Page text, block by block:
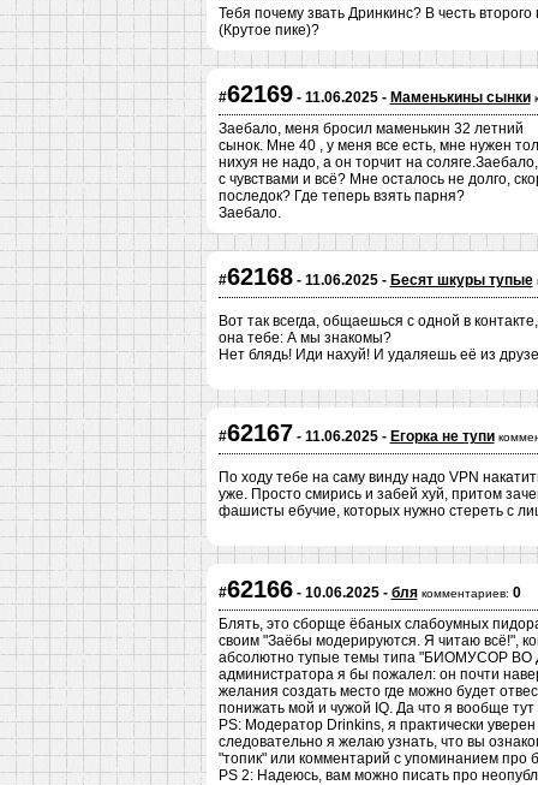
Тебя почему звать Дринкинс? В честь
(Крутое пике)?
#62169- 11.06.2025 - Маменькины сынки
Заебало, меня бросил маменькин 32 летний
сынок. Мне 40 , у меня все есть, мне нужен
нихуя не надо, а он торчит на
с чувствами и всё? Мне осталось не долго,
последок? Где теперь взять парня?
Заебало.
#62168- 11.06.2025 - Бесят шкуры тупые
Вот так всегда, общаешься с одной в
она тебе: А мы знакомы?
Нет блядь! Иди нахуй! И удаляешь её из
#62167 - 11.06.2025 - Егорка не тупи
По ходу тебе на саму винду надо VPN
уже. Просто смирись и забей хуй, притом
фашисты ебучие, которых нужно стереть с
#62166- 10.06.2025 - бля комментариев: 0
Блять, это сборще ёбаных слабоумных
своим "Заёбы модерируются. Я читаю всё!",
абсолютно тупые темы типа "БИОМУСОР ВО
администратора я бы пожалел: он почти
желания создать место где можно будет
понижать мой и чужой IQ. Да что я вообще
PS: Модератор Drinkins, я практически
следовательно я желаю узнать, что вы
"топик" или комментарий с упоминанием про
PS 2: Надеюсь, вам можно писать про